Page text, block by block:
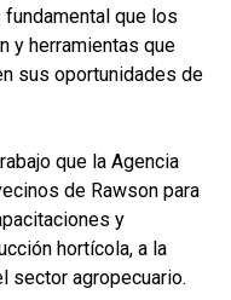
que los
y herramientas que
sus oportunidades de
que la Agencia
de Rawson para
y
hortícola, a la
sector agropecuario.